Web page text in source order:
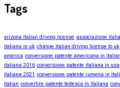
Tags
arizona italian driving license associazione
italiana in uk change italian driving license to uk
america conversione patente americana in
italiana 2016 conversione patente italiana in usa
italiana 2021 conversione patente rumena in
italian convertire patente tedesca in italiana